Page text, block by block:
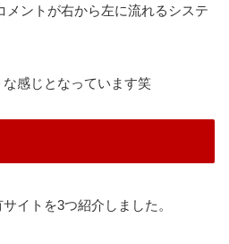
メントが右から左に流れるシステ
感じとなっています笑
イトを3つ紹介しました。